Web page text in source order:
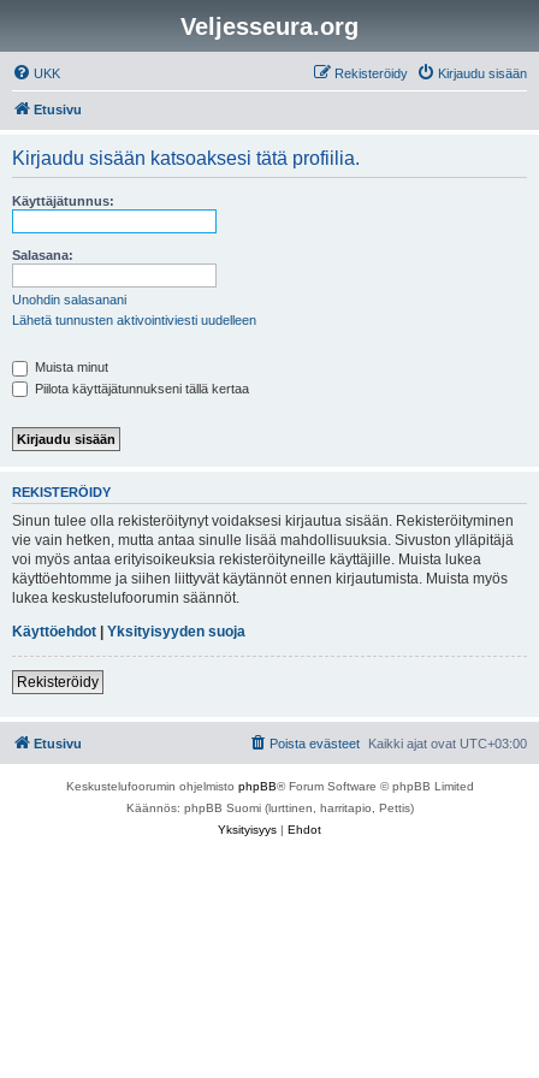
Veljesseura.org
UKK Kirjaudu sisään
Rekisteröidy
Etusivu
Kirjaudu sisään katsoaksesi tätä profiilia.
Käyttäjätunnus:
Salasana:
Unohdin salasanani
Lähetä tunnusten aktivointiviesti uudelleen
Muista minut
Piilota käyttäjätunnukseni tällä kertaa
REKISTERÖIDY
Sinun tulee olla rekisteröitynyt voidaksesi kirjautua sisään. Rekisteröityminen
vie vain hetken, mutta antaa sinulle lisää mahdollisuuksia. Sivuston ylläpitäjä
voi myös antaa erityisoikeuksia rekisteröityneille käyttäjille. Muista lukea
käyttöehtomme ja siihen liittyvät käytännöt ennen kirjautumista. Muista myös
lukea keskustelufoorumin säännöt.
Käyttöehdot | Yksityisyyden suoja
Rekisteröidy
Etusivu Kaikki ajat ovat UTC+03:00
Poista evästeet
Keskustelufoorumin ohjelmisto phpBB® Forum Software © phpBB Limited
Käännös: phpBB Suomi (lurttinen, harritapio, Pettis)
Yksityisyys | Ehdot